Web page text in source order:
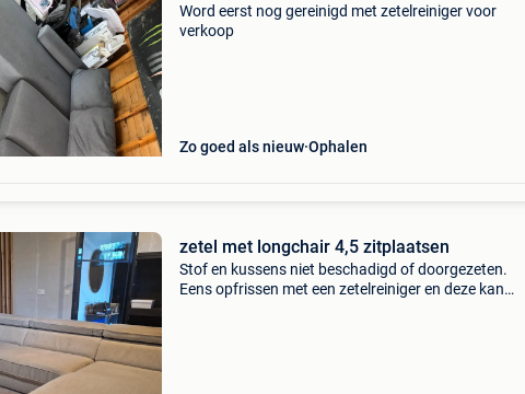
Word eerst nog gereinigd met zetelreiniger voor
verkoop
Zo goed als nieuw Ophalen
zetel met longchair 4,5 zitplaatsen
Stof en kussens niet beschadigd of doorgezeten.
Eens opfrissen met een zetelreiniger en deze kan